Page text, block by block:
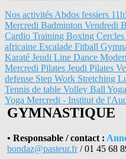
Nos activités Abdos fessiers
Mercredi Badminton Vendredi
Cardio Training Boxing
africaine Escalade Fitball
Karaté Jeudi Line Dance
Mercredi Pilates Jeudi Pilates
defense Step Work Stretching
Tennis de table Volley Ball
Yoga Mercredi - Institut de
GYMNASTIQUE
• Responsable / contact :
bondaz@pasteur.fr/ 01 45 68